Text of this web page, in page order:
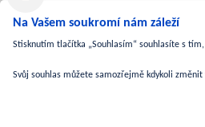
Na Vašem soukromí nám záleží
Stisknutím tlačítka „Souhlasím“ souhlasíte s
Svůj souhlas můžete samozřejmě kdykoli změnit